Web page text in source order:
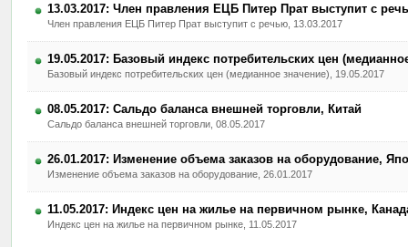
13.03.2017: Член правления ЕЦБ Питер Прат выступит с
Член правления ЕЦБ Питер Прат выступит с речью, 13.03.2017
19.05.2017: Базовый индекс потребительских цен
Базовый индекс потребительских цен (медианное значение), 19.05.2017
08.05.2017: Сальдо баланса внешней торговли, Китай
Сальдо баланса внешней торговли, 08.05.2017
26.01.2017: Изменение объема заказов на оборудование,
Изменение объема заказов на оборудование, 26.01.2017
11.05.2017: Индекс цен на жилье на первичном рынке,
Индекс цен на жилье на первичном рынке, 11.05.2017